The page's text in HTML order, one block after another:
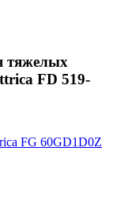
тяжелых
FD 519-